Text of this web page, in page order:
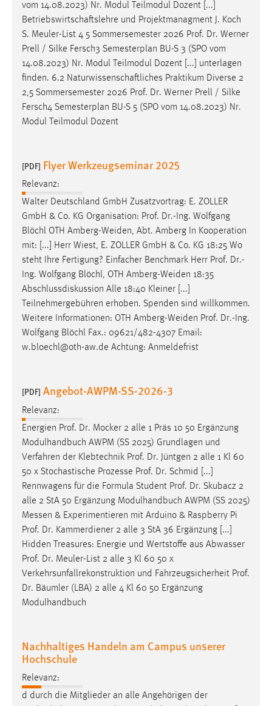
vom 14.08.2023) Nr. Modul Teilmodul Dozent [...]
Betriebswirtschaftslehre und Projektmanagment J. Koch
S. Meuler-List 4 5 Sommersemester 2026 Prof. Dr. Werner
Prell / Silke Fersch3 Semesterplan BU-S 3 (SPO vom
14.08.2023) Nr. Modul Teilmodul Dozent [...] unterlagen
finden. 6.2 Naturwissenschaftliches Praktikum Diverse 2
2,5 Sommersemester 2026 Prof. Dr. Werner Prell / Silke
Fersch4 Semesterplan BU-S 5 (SPO vom 14.08.2023) Nr.
Modul Teilmodul Dozent
[PDF] Flyer Werkzeugseminar 2025
Relevanz:
Walter Deutschland GmbH Zusatzvortrag: E. ZOLLER
GmbH & Co. KG Organisation: Prof. Dr.-Ing. Wolfgang
Blöchl OTH Amberg-Weiden, Abt. Amberg In Kooperation
mit: [...] Herr Wiest, E. ZOLLER GmbH & Co. KG 18:25 Wo
steht Ihre Fertigung? Einfacher Benchmark Herr Prof. Dr.-
Ing. Wolfgang Blöchl, OTH Amberg-Weiden 18:35
Abschlussdiskussion Alle 18:40 Kleiner [...]
Teilnehmergebühren erhoben. Spenden sind willkommen.
Weitere Informationen: OTH Amberg-Weiden Prof. Dr.-Ing.
Wolfgang Blöchl Fax.: 09621/482-4307 Email:
w.bloechl@oth-aw.de Achtung: Anmeldefrist
[PDF] Angebot-AWPM-SS-2026-3
Relevanz:
Energien Prof. Dr. Mocker 2 alle 1 Präs 10 50 Ergänzung
Modulhandbuch AWPM (SS 2025) Grundlagen und
Verfahren der Klebtechnik Prof. Dr. Jüntgen 2 alle 1 Kl 60
50 x Stochastische Prozesse Prof. Dr. Schmid [...]
Rennwagens für die Formula Student Prof. Dr. Skubacz 2
alle 2 StA 50 Ergänzung Modulhandbuch AWPM (SS 2025)
Messen & Experimentieren mit Arduino & Raspberry Pi
Prof. Dr. Kammerdiener 2 alle 3 StA 36 Ergänzung [...]
Hidden Treasures: Energie und Wertstoffe aus Abwasser
Prof. Dr. Meuler-List 2 alle 3 Kl 60 50 x
Verkehrsunfallrekonstruktion und Fahrzeugsicherheit Prof.
Dr. Bäumler (LBA) 2 alle 4 Kl 60 50 Ergänzung
Modulhandbuch
Nachhaltiges Handeln am Campus unserer
Hochschule
Relevanz:
d durch die Mitglieder an alle Angehörigen der
STATISTIK
Statistik Cookies erfassen Informationen anonym.
Diese Informationen helfen uns zu verstehen, wie
unsere Besucher unsere Website nutzen.
Matomo
Name:
_pk_ref, _pk_cvar, _pk_id, _pk_ses
Zugriffsstatistik
Cookie Laufzeit:
Max. 13 Monate
MARKETING
Marketing Cookies werden von Drittanbietern
verwendet, um personalisierte Werbung anzuzeigen.
Sie tun dies, indem sie Besucher über Websites
hinweg verfolgen.
Google Ads
Anbieter:
Google Ireland Limited
Zweck:
Conversion-Tracking
Cookie Laufzeit:
3 Monate
Facebook Pixel
Name:
_fbp
Anbieter:
Facebook
Cookie Laufzeit:
3 Monate